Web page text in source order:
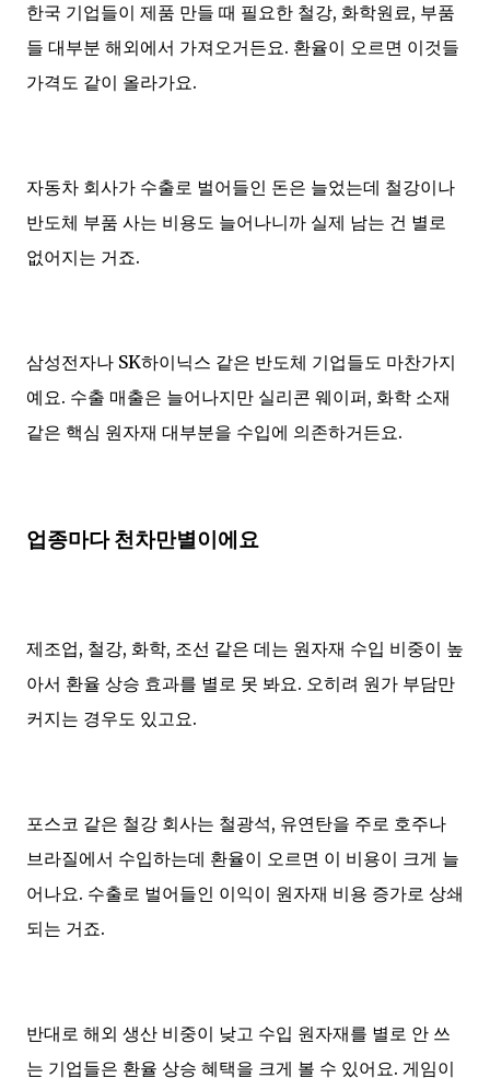
한국 기업들이 제품 만들 때 필요한 철강, 화학원료, 부품
들 대부분 해외에서 가져오거든요. 환율이 오르면 이것들
가격도 같이 올라가요.
자동차 회사가 수출로 벌어들인 돈은 늘었는데 철강이나
반도체 부품 사는 비용도 늘어나니까 실제 남는 건 별로
없어지는 거죠.
삼성전자나 SK하이닉스 같은 반도체 기업들도 마찬가지
예요. 수출 매출은 늘어나지만 실리콘 웨이퍼, 화학 소재
같은 핵심 원자재 대부분을 수입에 의존하거든요.
업종마다 천차만별이에요
제조업, 철강, 화학, 조선 같은 데는 원자재 수입 비중이 높
아서 환율 상승 효과를 별로 못 봐요. 오히려 원가 부담만
커지는 경우도 있고요.
포스코 같은 철강 회사는 철광석, 유연탄을 주로 호주나
브라질에서 수입하는데 환율이 오르면 이 비용이 크게 늘
어나요. 수출로 벌어들인 이익이 원자재 비용 증가로 상쇄
되는 거죠.
반대로 해외 생산 비중이 낮고 수입 원자재를 별로 안 쓰
는 기업들은 환율 상승 혜택을 크게 볼 수 있어요. 게임이